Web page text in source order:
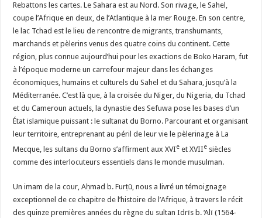
Rebattons les cartes. Le Sahara est au Nord. Son rivage, le Sahel,
coupe l’Afrique en deux, de l’Atlantique à la mer Rouge. En son centre,
le lac Tchad est le lieu de rencontre de migrants, transhumants,
marchands et pèlerins venus des quatre coins du continent. Cette
région, plus connue aujourd’hui pour les exactions de Boko Haram, fut
à l’époque moderne un carrefour majeur dans les échanges
économiques, humains et culturels du Sahel et du Sahara, jusqu’à la
Méditerranée. C’est là que, à la croisée du Niger, du Nigeria, du Tchad
et du Cameroun actuels, la dynastie des Sefuwa pose les bases d’un
État islamique puissant : le sultanat du Borno. Parcourant et organisant
leur territoire, entreprenant au péril de leur vie le pèlerinage à La
Mecque, les sultans du Borno s’affirment aux XVIe et XVIIe siècles
comme des interlocuteurs essentiels dans le monde musulman.
Un imam de la cour, Aḥmad b. Furṭū, nous a livré un témoignage
exceptionnel de ce chapitre de l’histoire de l’Afrique, à travers le récit
des quinze premières années du règne du sultan Idrīs b. ‘Alī (1564-